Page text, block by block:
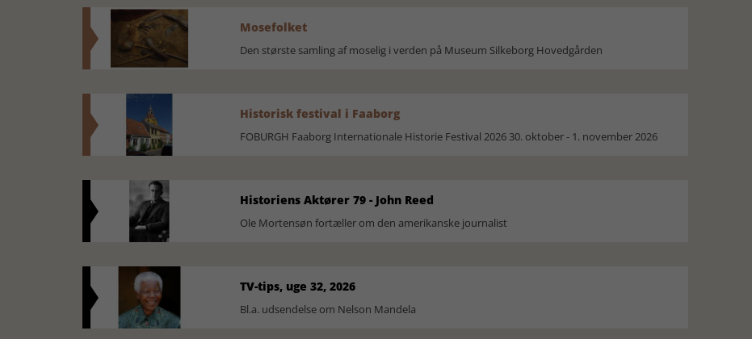
Mosefolket
Den største samling af moselig i verden på Museum Silkeborg Hovedgården
Historisk festival i Faaborg
FOBURGH Faaborg Internationale Historie Festival 2026 30. oktober - 1. november 2026
Historiens Aktører 79 - John Reed
Ole Mortensøn fortæller om den amerikanske journalist
TV-tips, uge 32, 2026
Bl.a. udsendelse om Nelson Mandela